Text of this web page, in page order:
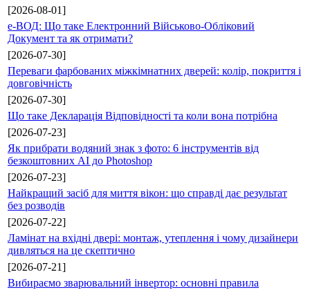
[2026-08-01]
е-ВОД: Що таке Електронний Військово-Обліковий
Документ та як отримати?
[2026-07-30]
Переваги фарбованих міжкімнатних дверей: колір, покриття і
довговічність
[2026-07-30]
Що таке Декларація Відповідності та коли вона потрібна
[2026-07-23]
Як прибрати водяний знак з фото: 6 інструментів від
безкоштовних AI до Photoshop
[2026-07-23]
Найкращий засіб для миття вікон: що справді дає результат
без розводів
[2026-07-22]
Ламінат на вхідні двері: монтаж, утеплення і чому дизайнери
дивляться на це скептично
[2026-07-21]
Вибираємо зварювальний інвертор: основні правила